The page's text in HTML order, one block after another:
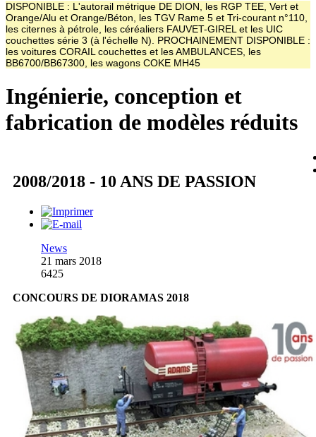
DISPONIBLE : L'autorail métrique DE DION, les RGP TEE, Vert et
Orange/Alu et Orange/Béton, les TGV Rame 5 et Tri-courant n°110,
les citernes à pétrole, les céréaliers FAUVET-GIREL et les UIC
couchettes série 3 (à l'échelle N). PROCHAINEMENT DISPONIBLE :
les voitures CORAIL couchettes et les AMBULANCES, les
BB6700/BB67300, les wagons COKE MH45
Ingénierie, conception et
fabrication de modèles réduits
2008/2018 - 10 ANS DE PASSION
News
21 mars 2018
6425
CONCOURS DE DIORAMAS 2018